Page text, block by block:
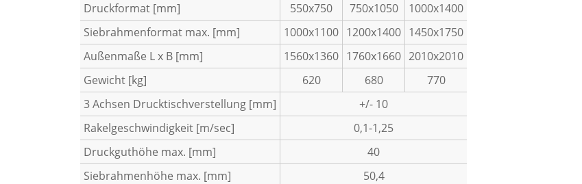
Druckformat [mm] 550x750 750x1050
1000x1400
Siebrahmenformat max. [mm]
1000x1100 1200x1400 1450x1750
Außenmaße L x B [mm]
1560x1360 1760x1660 2010x2010
Gewicht [kg]
620 680
770
3 Achsen Drucktischverstellung [mm]
+/- 10
Rakelgeschwindigkeit [m/sec]
0,1-1,25
Druckguthöhe max. [mm]
40
Siebrahmenhöhe max. [mm]
50,4